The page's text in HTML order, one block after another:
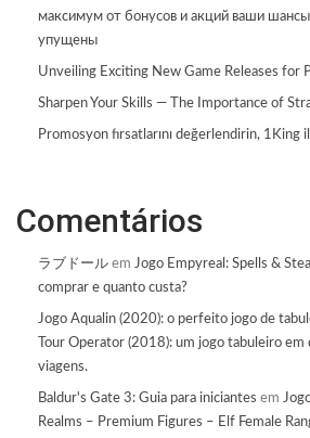
максимум от бонусов и акций ваши
упущены
Unveiling Exciting New Game Releases for
Sharpen Your Skills — The Importance of
Promosyon fırsatlarını değerlendirin, 1King
Comentários
ラブドール em Jogo Empyreal: Spells &
comprar e quanto custa?
Jogo Aqualin (2020): o perfeito jogo de
Tour Operator (2018): um jogo tabuleiro em
viagens.
Baldur's Gate 3: Guia para iniciantes em
Realms – Premium Figures – Elf Female